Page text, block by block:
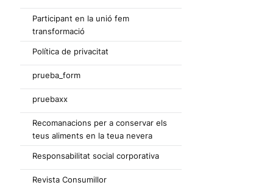
Participant en la unió fem
transformació
Política de privacitat
prueba_form
pruebaxx
Recomanacions per a conservar els
teus aliments en la teua nevera
Responsabilitat social corporativa
Revista Consumillor